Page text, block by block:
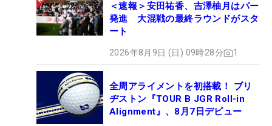
＜速報＞安田祐香、吉澤柚月はパー
発進 大混戦の最終ラウンドがスタ
ート
2026年8月9日 (日) 09時28分 1
全周アライメントを初搭載！ ブリ
ヂストン『TOUR B JGR Roll-in
Alignment』、8月7日デビュー